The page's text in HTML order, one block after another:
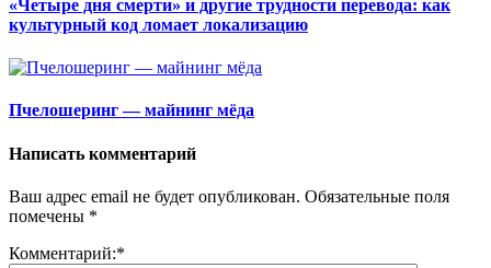
«Четыре дня смерти» и другие трудности перевода: как
культурный код ломает локализацию
Пчелошеринг — майнинг мёда
Написать комментарий
Ваш адрес email не будет опубликован. Обязательные поля
помечены *
Комментарий:*